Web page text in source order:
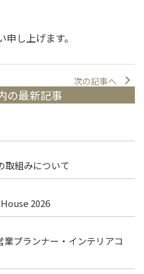
し上げます。
次の記事へ
の最新記事
取組みについて
2026
業プランナー・インテリアコ